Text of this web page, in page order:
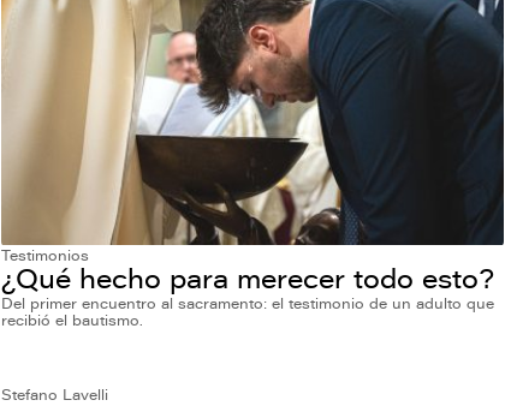
Testimonios
¿Qué hecho para merecer todo esto?
Del primer encuentro al sacramento: el testimonio de un adulto que
recibió el bautismo.
Stefano Lavelli